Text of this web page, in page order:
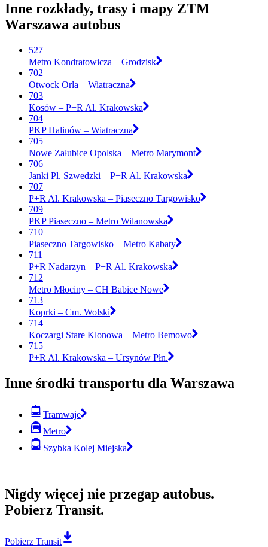
Inne rozkłady, trasy i mapy ZTM
Warszawa autobus
527
Metro Kondratowicza – Grodzisk
702
Otwock Orla – Wiatraczna
703
Kosów – P+R Al. Krakowska
704
PKP Halinów – Wiatraczna
705
Nowe Załubice Opolska – Metro Marymont
706
Janki Pl. Szwedzki – P+R Al. Krakowska
707
P+R Al. Krakowska – Piaseczno Targowisko
709
PKP Piaseczno – Metro Wilanowska
710
Piaseczno Targowisko – Metro Kabaty
711
P+R Nadarzyn – P+R Al. Krakowska
712
Metro Młociny – CH Babice Nowe
713
Koprki – Cm. Wolski
714
Koczargi Stare Klonowa – Metro Bemowo
715
P+R Al. Krakowska – Ursynów Płn.
Inne środki transportu dla Warszawa
Tramwaje
Metro
Szybka Kolej Miejska
Nigdy więcej nie przegap autobus.
Pobierz Transit.
Pobierz Transit